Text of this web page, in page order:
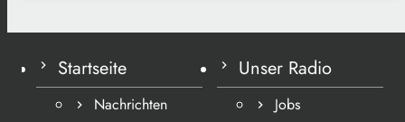
Startseite
Nachrichten
Unser Radio
Jobs